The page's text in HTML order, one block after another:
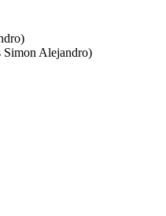
Alejandro)